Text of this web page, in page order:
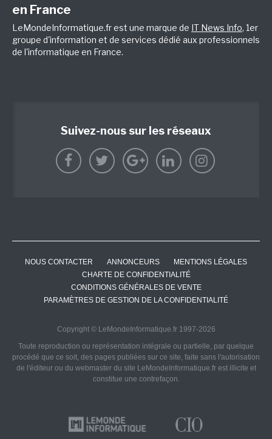
en France
LeMondeInformatique.fr est une marque de IT News Info, 1er
groupe d'information et de services dédié aux professionnels
de l'informatique en France.
Suivez-nous sur les réseaux
NOUS CONTACTER ANNONCEURS
MENTIONS LÉGALES
CHARTE DE CONFIDENTIALITÉ
CONDITIONS GÉNÉRALES DE VENTE
PARAMÈTRES DE GESTION DE LA CONFIDENTIALITÉ
Copyright © LeMondeInformatique.fr 1997-2026
Toute reproduction ou représentation intégrale ou partielle, par quelque
procédé que ce soit, des pages publiées sur ce site, faite sans l'autorisation
de l'éditeur ou du webmaster du site LeMondeInformatique.fr est illicite et
constitue une contrefaçon.